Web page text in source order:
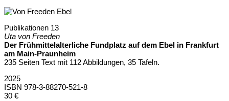
Publikationen 13
Uta von Freeden
Der Frühmittelalterliche Fundplatz auf dem Ebel in Frankfurt
am Main-Praunheim
235 Seiten Text mit 112 Abbildungen, 35 Tafeln.
2025
ISBN 978-3-88270-521-8
30 €